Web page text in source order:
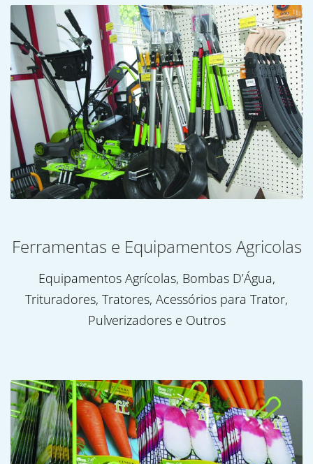
Ferramentas e Equipamentos Agricolas
Equipamentos Agrícolas, Bombas D’Água,
Trituradores, Tratores, Acessórios para Trator,
Pulverizadores e Outros